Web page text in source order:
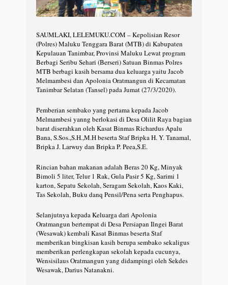
SAUMLAKI, LELEMUKU.COM – Kepolisian Resor
(Polres) Maluku Tenggara Barat (MTB) di Kabupaten
Kepulauan Tanimbar, Provinsi Maluku Lewat program
Berbagi Seribu Sehari (Berseri) Satuan Binmas Polres
MTB berbagi kasih bersama dua keluarga yaitu Jacob
Melmambesi dan Apolonia Oratmangun di Kecamatan
Tanimbar Selatan (Tansel) pada Jumat (27/3/2020).
Pemberian sembako yang pertama kepada Jacob
Melmambesi yanng berlokasi di Desa Olilit Raya bagian
barat diserahkan oleh Kasat Binmas Richardus Apalu
Bana, S.Sos.,S.H.,M.H beserta Staf Bripka H. Y. Tanamal,
Bripka J. Larwuy dan Bripka P. Peea,S.E.
Rincian bahan makanan adalah Beras 20 Kg, Minyak
Bimoli 5 liter, Telur 1 Rak, Gula Pasir 5 Kg, Sarimi 1
karton, Sepatu Sekolah, Seragam Sekolah, Kaos Kaki,
Tas Sekolah, Buku danq Pensil/Pena serta Penghapus.
Selanjutnya kepada Keluarga dari Apolonia
Oratmangun bertempat di Desa Persiapan Ilngei Barat
(Wesawak) kembali Kasat Binmas beserta Staf
memberikan bingkisan kasih berupa sembako sekaligus
memberikan perlengkapan sekolah kepada cucunya,
Wensisilaus Oratmangun yang didampingi oleh Sekdes
Wesawak, Darius Natanakni.